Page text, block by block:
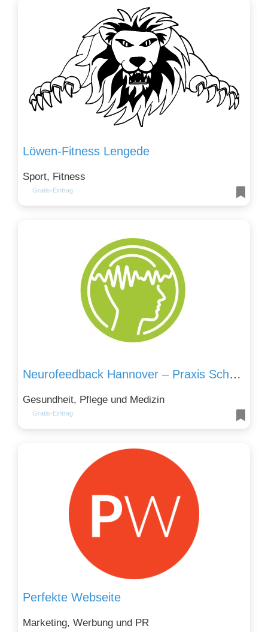
Löwen-Fitness Lengede
Sport, Fitness
Gratis-Eintrag
Neurofeedback Hannover – Praxis Schmidt-Staub
Gesundheit, Pflege und Medizin
Gratis-Eintrag
Perfekte Webseite
Marketing, Werbung und PR